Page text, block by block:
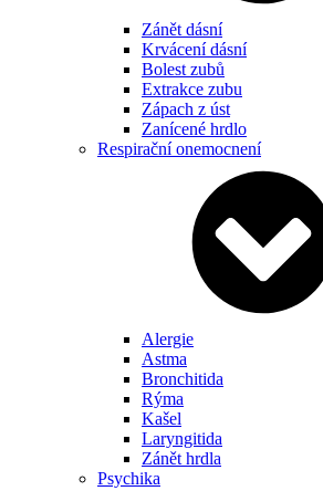
Zánět dásní
Krvácení dásní
Bolest zubů
Extrakce zubu
Zápach z úst
Zanícené hrdlo
Respirační onemocnení
Alergie
Astma
Bronchitida
Rýma
Kašel
Laryngitida
Zánět hrdla
Psychika